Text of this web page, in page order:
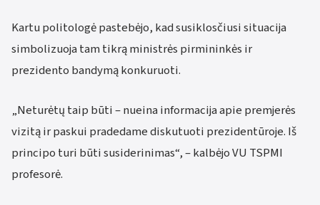
Kartu politologė pastebėjo, kad susiklosčiusi situacija
simbolizuoja tam tikrą ministrės pirmininkės ir
prezidento bandymą konkuruoti.
„Neturėtų taip būti – nueina informacija apie premjerės
vizitą ir paskui pradedame diskutuoti prezidentūroje. Iš
principo turi būti susiderinimas“, – kalbėjo VU TSPMI
profesorė.